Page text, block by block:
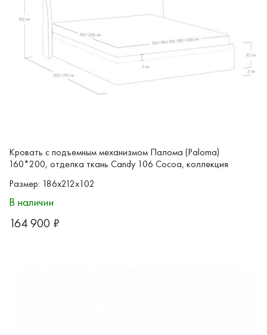
Кровать с подъемным механизмом Палома (Paloma)
160*200, отделка ткань Candy 106 Cocoa, коллекция
Размер: 186x212x102
В наличии
164 900 ₽